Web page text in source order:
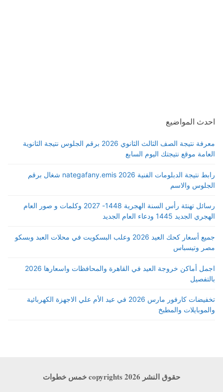
احدث المواضيع
معرفة نتيجة الصف الثالث الثانوي 2026 برقم الجلوس نتيجة الثانوية
العامة موقع نتيجتك اليوم السابع
رابط نتيجة الدبلومات الفنية 2026 nategafany.emis شغال برقم
الجلوس والاسم
رسائل تهنئة رأس السنة الهجرية 1448- 2027 وكلمات و صور العام
الهجري الجديد 1445 ودعاء العام الجديد
جميع أسعار كحك العيد 2026 وعلب البسكويت في محلات العبد وبسكو
مصر وتيسباس
اجمل أماكن خروجة العيد في القاهرة والمحافظات واسعارها 2026
بالتفصيل
تخفيضات كارفور مارس 2026 في عيد الأم علي الاجهزة الكهربائية
والموبايلات والمطبخ
حقوق النشر copyrights 2026 خمس خطوات